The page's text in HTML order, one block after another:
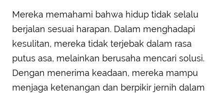
Mereka memahami bahwa hidup tidak selalu
berjalan sesuai harapan. Dalam menghadapi
kesulitan, mereka tidak terjebak dalam rasa
putus asa, melainkan berusaha mencari solusi.
Dengan menerima keadaan, mereka mampu
menjaga ketenangan dan berpikir jernih dalam